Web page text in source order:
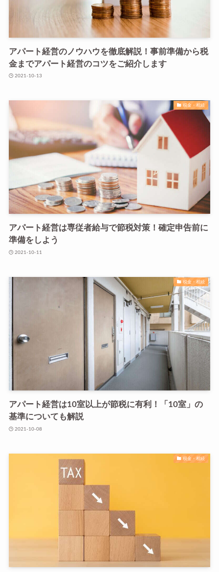
アパート経営のノウハウを徹底解説！事前準備から税
金までアパート経営のコツをご紹介します
2021-10-13
税金・相続
アパート経営は専従者給与で節税対策！確定申告前に
準備をしよう
2021-10-11
税金・相続
アパート経営は10室以上が節税に有利！「10室」の
基準についても解説
2021-10-08
税金・相続